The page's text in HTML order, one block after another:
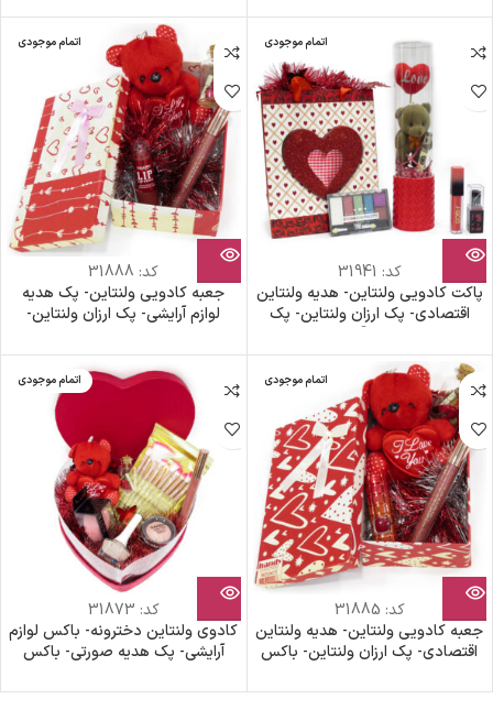
قرمز- باکس کادویی دخترانه
ولنتاین- باکس کادویی دخترانه
اتمام موجودی
کد: 31941
پاکت کادویی ولنتاین- هدیه ولنتاین
اقتصادی- پک ارزان ولنتاین- پک
اتمام موجودی
کد: 31888
جعبه کادویی ولنتاین- پک هدیه
لوازم آرایشی- پک ارزان ولنتاین-
اتمام موجودی
کد: 31885
جعبه کادویی ولنتاین- هدیه ولنتاین
اقتصادی- پک ارزان ولنتاین- باکس
اتمام موجودی
کد: 31873
کادوی ولنتاین دخترونه- باکس لوازم
آرایشی- پک هدیه صورتی- باکس
ولنتاین